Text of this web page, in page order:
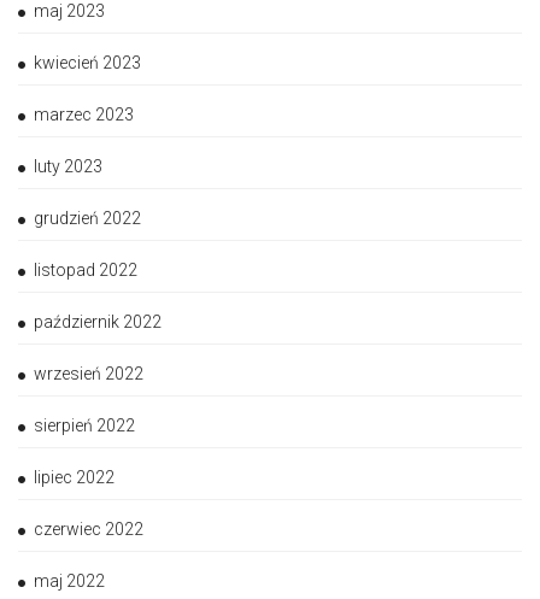
maj 2023
kwiecień 2023
marzec 2023
luty 2023
grudzień 2022
listopad 2022
październik 2022
wrzesień 2022
sierpień 2022
lipiec 2022
czerwiec 2022
maj 2022